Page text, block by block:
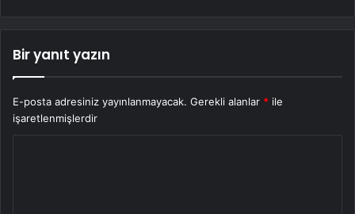
Bir yanıt yazın
E-posta adresiniz yayınlanmayacak. Gerekli alanlar * ile
işaretlenmişlerdir